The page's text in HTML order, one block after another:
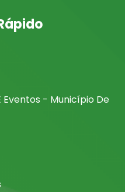
Eventos - Município De